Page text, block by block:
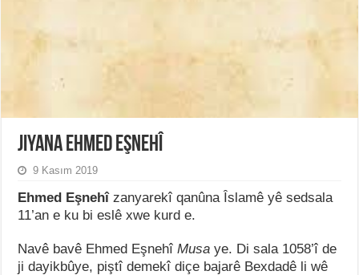
Jiyana Ehmed Eşnehî
9 Kasım 2019
Ehmed Eşnehîzanyarekî qanûna Îslamê yê sedsala
11’an e ku bi eslê xwe kurd e.
Navê bavê Ehmed EşnehîMusa ye. Di sala 1058’î de
ji dayikbûye, piştî demekî diçe bajarê Bexdadê li wê